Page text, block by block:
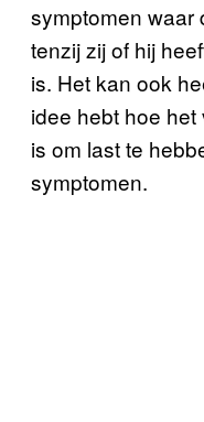
symptomen waar
tenzij zij of hij
is. Het kan ook
idee hebt hoe
is om last te
symptomen.